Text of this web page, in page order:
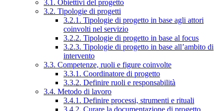
3.1. Obiettivi del progetto
3.2. Tipologie di progetti
3.2.1. Tipologie di progetto in base agli attori
coinvolti nel servizio
3.2.2. Tipologie di progetto in base al focus
3.2.3. Tipologie di progetto in base all’ambito di
intervento
3.3. Competenze, ruoli e figure coinvolte
3.3.1. Coordinatore di progetto
3.3.2. Definire ruoli e responsabilità
3.4. Metodo di lavoro
3.4.1. Definire processi, strumenti e rituali
3.4.2. Curare la documentazione di progetto